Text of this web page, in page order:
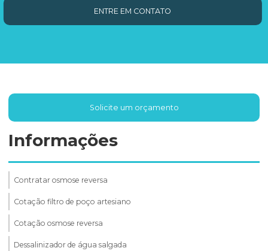
ENTRE EM CONTATO
Solicite um orçamento
Informações
Contratar osmose reversa
Cotação filtro de poço artesiano
Cotação osmose reversa
Dessalinizador de água salgada